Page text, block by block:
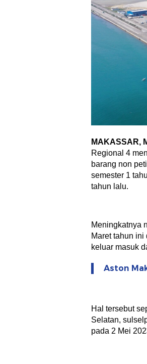
MAKASSAR,
Regional 4
barang non
semester 1
tahun lalu.
Meningkatnya
Maret tahun
keluar masuk
Aston
Hal tersebut
Selatan,
pada 2 Mei